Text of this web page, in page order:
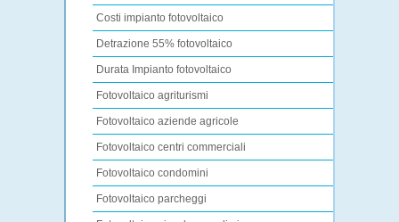
Costi impianto fotovoltaico
Detrazione 55% fotovoltaico
Durata Impianto fotovoltaico
Fotovoltaico agriturismi
Fotovoltaico aziende agricole
Fotovoltaico centri commerciali
Fotovoltaico condomini
Fotovoltaico parcheggi